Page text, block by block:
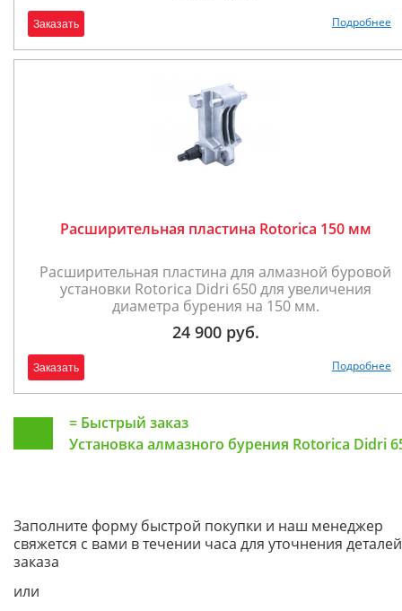
Заказать Подробнее
Расширительная пластина Rotorica 150 мм
Расширительная пластина для алмазной буровой
установки Rotorica Didri 650 для увеличения
диаметра бурения на 150 мм.
24 900 руб.
Заказать Подробнее
= Быстрый заказ
Установка алмазного бурения Rotorica Didri
Заполните форму быстрой покупки и наш менеджер
свяжется с вами в течении часа для уточнения деталей
заказа
или